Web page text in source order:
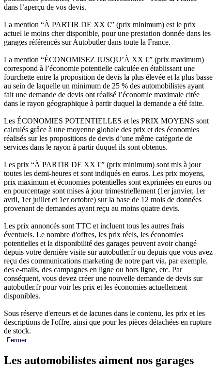
dans l’aperçu de vos devis.
La mention “À PARTIR DE XX €” (prix minimum) est le prix
actuel le moins cher disponible, pour une prestation donnée dans les
garages référencés sur Autobutler dans toute la France.
La mention “ÉCONOMISEZ JUSQU’À XX €” (prix maximum)
correspond à l’économie potentielle calculée en établissant une
fourchette entre la proposition de devis la plus élevée et la plus basse
au sein de laquelle un minimum de 25 % des automobilistes ayant
fait une demande de devis ont réalisé l’économie maximale citée
dans le rayon géographique à partir duquel la demande a été faite.
Les ÉCONOMIES POTENTIELLES et les PRIX MOYENS sont
calculés grâce à une moyenne globale des prix et des économies
réalisés sur les propositions de devis d’une même catégorie de
services dans le rayon à partir duquel ils sont obtenus.
Les prix “À PARTIR DE XX €” (prix minimum) sont mis à jour
toutes les demi-heures et sont indiqués en euros. Les prix moyens,
prix maximum et économies potentielles sont exprimées en euros ou
en pourcentage sont mises à jour trimestriellement (1er janvier, 1er
avril, 1er juillet et 1er octobre) sur la base de 12 mois de données
provenant de demandes ayant reçu au moins quatre devis.
Les prix annoncés sont TTC et incluent tous les autres frais
éventuels. Le nombre d'offres, les prix réels, les économies
potentielles et la disponibilité des garages peuvent avoir changé
depuis votre dernière visite sur autobutler.fr ou depuis que vous avez
reçu des communications marketing de notre part via, par exemple,
des e-mails, des campagnes en ligne ou hors ligne, etc. Par
conséquent, vous devez créer une nouvelle demande de devis sur
autobutler.fr pour voir les prix et les économies actuellement
disponibles.
Sous réserve d'erreurs et de lacunes dans le contenu, les prix et les
descriptions de l'offre, ainsi que pour les pièces détachées en rupture
de stock.
Fermer
Les automobilistes aiment nos garages